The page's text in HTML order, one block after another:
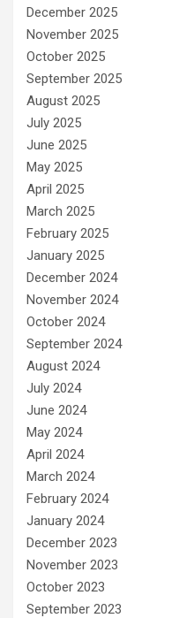
December 2025
November 2025
October 2025
September 2025
August 2025
July 2025
June 2025
May 2025
April 2025
March 2025
February 2025
January 2025
December 2024
November 2024
October 2024
September 2024
August 2024
July 2024
June 2024
May 2024
April 2024
March 2024
February 2024
January 2024
December 2023
November 2023
October 2023
September 2023